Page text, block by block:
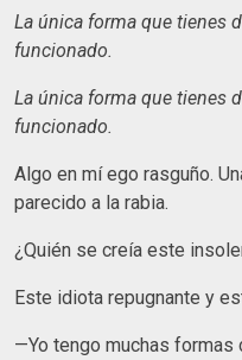
La única forma que tienes
funcionado.
La única forma que tienes
funcionado.
Algo en mí ego rasguño.
parecido a la rabia.
¿Quién se creía este
Este idiota repugnante y
—Yo tengo muchas formas